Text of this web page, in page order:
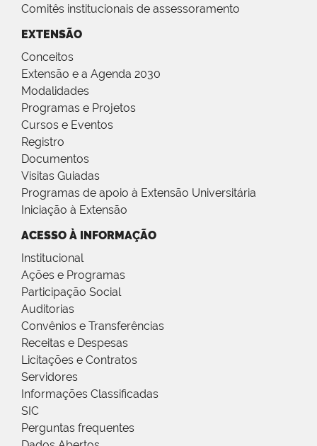
Comitês institucionais de assessoramento
EXTENSÃO
Conceitos
Extensão e a Agenda 2030
Modalidades
Programas e Projetos
Cursos e Eventos
Registro
Documentos
Visitas Guiadas
Programas de apoio à Extensão Universitária
Iniciação à Extensão
ACESSO À INFORMAÇÃO
Institucional
Ações e Programas
Participação Social
Auditorias
Convênios e Transferências
Receitas e Despesas
Licitações e Contratos
Servidores
Informações Classificadas
SIC
Perguntas frequentes